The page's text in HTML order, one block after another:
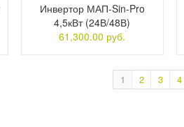
Инвертор МАП-Sin-Pro
4,5кВт (24В/48В)
61,300.00 руб.
1 2 3 4